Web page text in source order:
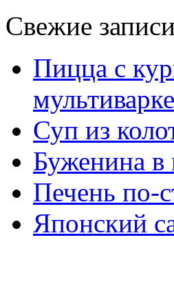
Свежие записи
Пицца с
мультиварке
Суп из
Буженина в
Печень по-
Японский